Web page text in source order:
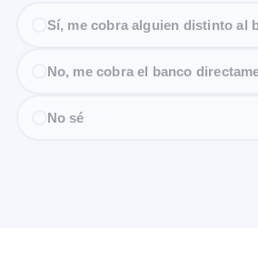
Sí, me cobra alguien distinto al
No, me cobra el banco
No sé